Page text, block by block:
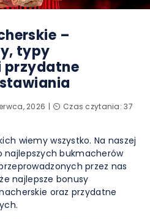
–
typy
przydatne
2026
⏲️ Czas czytania: 37
wiemy wszystko. Na naszej
najlepszych bukmacherów
przez nas
najlepsze bonusy
oraz przydatne